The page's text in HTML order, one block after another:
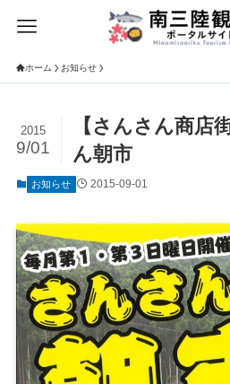
ホーム お知らせ
【さんさん商店
ん朝市
2015
9/01
お知らせ 2015-09-01